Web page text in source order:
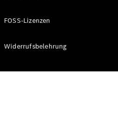
FOSS-Lizenzen
Widerrufsbelehrung